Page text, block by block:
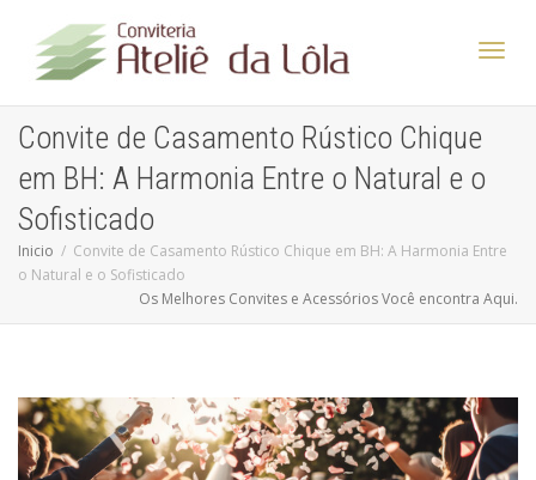
Convite de Casamento Rústico Chique
em BH: A Harmonia Entre o Natural e o
Sofisticado
Inicio
Convite de Casamento Rústico Chique em BH: A Harmonia Entre
o Natural e o Sofisticado
Os Melhores Convites e Acessórios Você encontra Aqui.